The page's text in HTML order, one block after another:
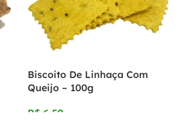
Biscoito De Linhaça Com
Queijo – 100g
R$